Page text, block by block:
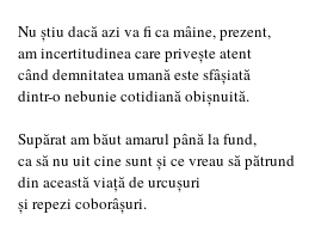
Nu știu dacă azi va fi ca mâine, prezent,
am incertitudinea care privește atent
când demnitatea umană este sfâșiată
dintr-o nebunie cotidiană obișnuită.
Supărat am băut amarul până la fund,
ca să nu uit cine sunt și ce vreau să pătrund
din această viață de urcușuri
și repezi coborâșuri.